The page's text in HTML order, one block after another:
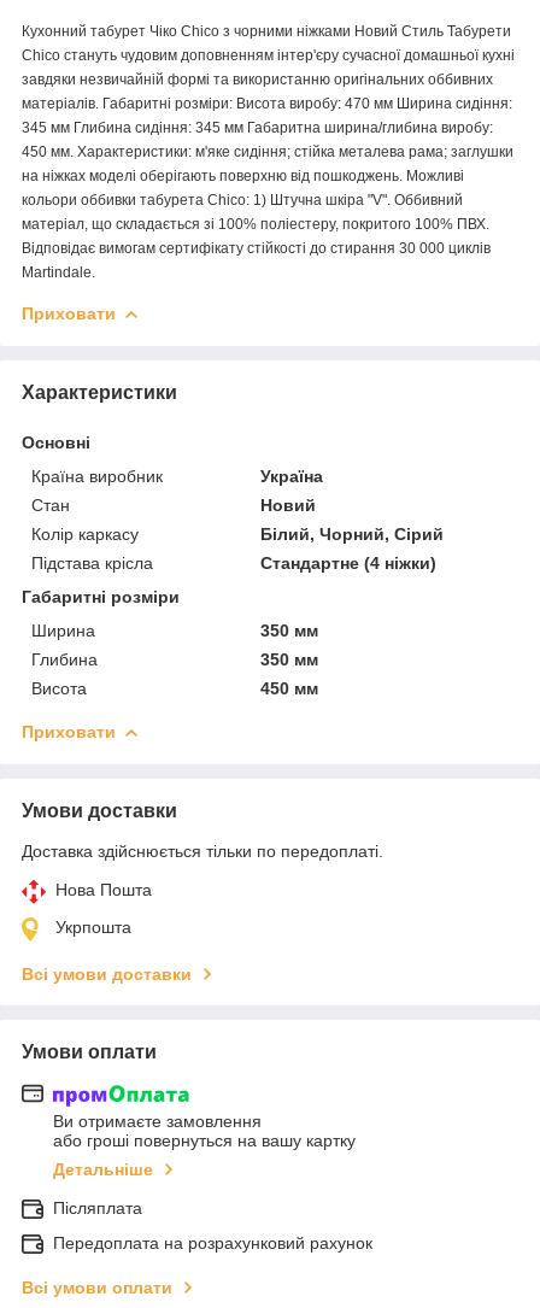
Кухонний табурет Чіко Chico з чорними ніжками Новий Стиль Табурети
Chico стануть чудовим доповненням інтер'єру сучасної домашньої кухні
завдяки незвичайній формі та використанню оригінальних оббивних
матеріалів. Габаритні розміри: Висота виробу: 470 мм Ширина сидіння:
345 мм Глибина сидіння: 345 мм Габаритна ширина/глибина виробу:
450 мм. Характеристики: м'яке сидіння; стійка металева рама; заглушки
на ніжках моделі оберігають поверхню від пошкоджень. Можливі
кольори оббивки табурета Chico: 1) Штучна шкіра "V". Оббивний
матеріал, що складається зі 100% поліестеру, покритого 100% ПВХ.
Відповідає вимогам сертифікату стійкості до стирання 30 000 циклів
Martindale.
Приховати
Характеристики
Основні
Країна виробник
Україна
Стан
Новий
Колір каркасу
Білий, Чорний, Сірий
Підстава крісла
Стандартне (4 ніжки)
Габаритні розміри
Ширина
350 мм
Глибина
350 мм
Висота
450 мм
Приховати
Умови доставки
Доставка здійснюється тільки по передоплаті.
Нова Пошта
Укрпошта
Всі умови доставки
Умови оплати
Ви отримаєте замовлення
або гроші повернуться на вашу картку
Детальніше
Післяплата
Передоплата на розрахунковий рахунок
Всі умови оплати